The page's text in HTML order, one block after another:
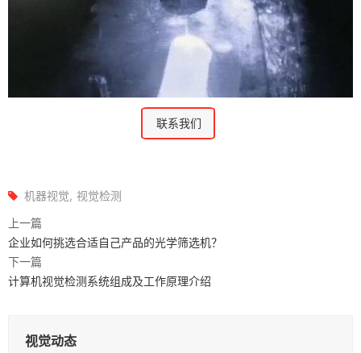
联系我们
机器视觉
视觉检测
上一篇
企业如何挑选合适自己产品的光学筛选机？
下一篇
计算机视觉检测系统组成及工作原理介绍
视觉动态